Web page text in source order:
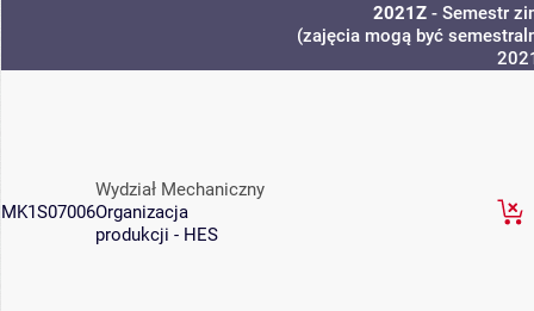
2021Z - Semestr
(zajęcia mogą być
MK1S07006
Wydział Mechaniczny
Organizacja
produkcji - HES